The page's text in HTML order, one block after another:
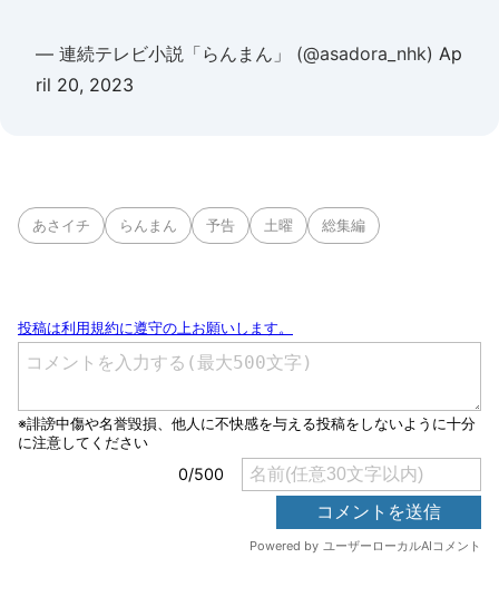
— 連続テレビ小説「らんまん」 (@asadora_nhk) Ap
ril 20, 2023
あさイチ らんまん 予告 土曜 総集編